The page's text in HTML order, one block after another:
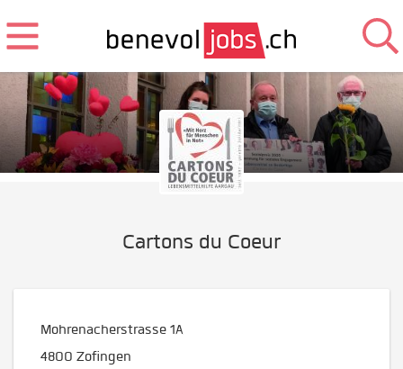
Cartons du Coeur
Mohrenacherstrasse 1A
4800 Zofingen